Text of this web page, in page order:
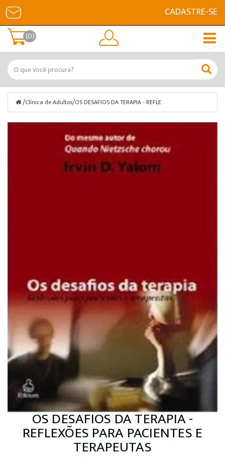
CADASTRE-SE
(0)
/Clínica de Adultos/OS DESAFIOS DA TERAPIA - REFLE
OS DESAFIOS DA TERAPIA -
REFLEXÕES PARA PACIENTES E
TERAPEUTAS